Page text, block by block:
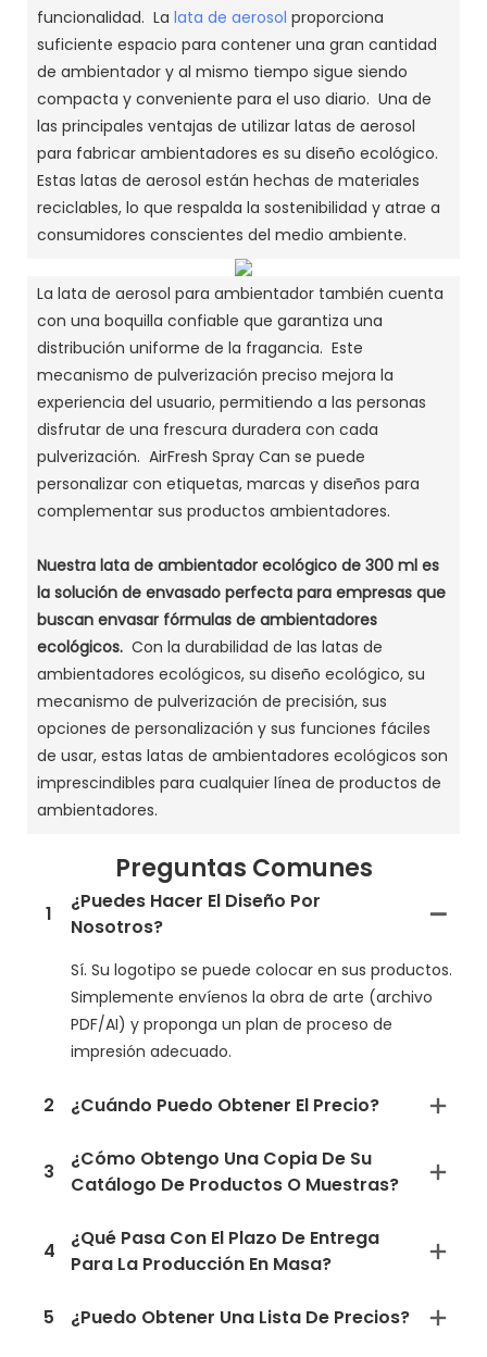
funcionalidad. La lata de aerosol proporciona
suficiente espacio para contener una gran cantidad
de ambientador y al mismo tiempo sigue siendo
compacta y conveniente para el uso diario. Una de
las principales ventajas de utilizar latas de aerosol
para fabricar ambientadores es su diseño ecológico.
Estas latas de aerosol están hechas de materiales
reciclables, lo que respalda la sostenibilidad y atrae a
consumidores conscientes del medio ambiente.
La lata de aerosol para ambientador también cuenta
con una boquilla confiable que garantiza una
distribución uniforme de la fragancia. Este
mecanismo de pulverización preciso mejora la
experiencia del usuario, permitiendo a las personas
disfrutar de una frescura duradera con cada
pulverización. AirFresh Spray Can se puede
personalizar con etiquetas, marcas y diseños para
complementar sus productos ambientadores.
Nuestra lata de ambientador ecológico de 300 ml es
la solución de envasado perfecta para empresas que
buscan envasar fórmulas de ambientadores
ecológicos. Con la durabilidad de las latas de
ambientadores ecológicos, su diseño ecológico, su
mecanismo de pulverización de precisión, sus
opciones de personalización y sus funciones fáciles
de usar, estas latas de ambientadores ecológicos son
imprescindibles para cualquier línea de productos de
ambientadores.
Preguntas Comunes
1
¿Puedes Hacer El Diseño Por
Nosotros?
Sí. Su logotipo se puede colocar en sus productos.
Simplemente envíenos la obra de arte (archivo
PDF/AI) y proponga un plan de proceso de
impresión adecuado.
2 ¿Cuándo Puedo Obtener El Precio?
3
¿Cómo Obtengo Una Copia De Su
Catálogo De Productos O Muestras?
4
¿Qué Pasa Con El Plazo De Entrega
Para La Producción En Masa?
5 ¿Puedo Obtener Una Lista De Precios?